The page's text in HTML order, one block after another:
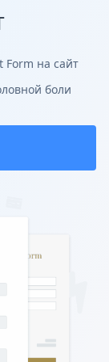
на сайт
боли